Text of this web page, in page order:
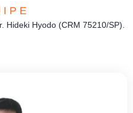
Hideki Hyodo (CRM 75210/SP).